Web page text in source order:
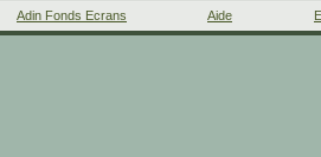
Adin Fonds Ecrans Aide